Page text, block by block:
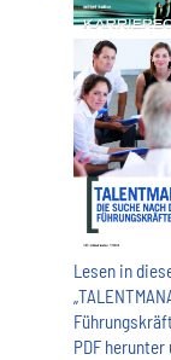
Lesen in
PDF